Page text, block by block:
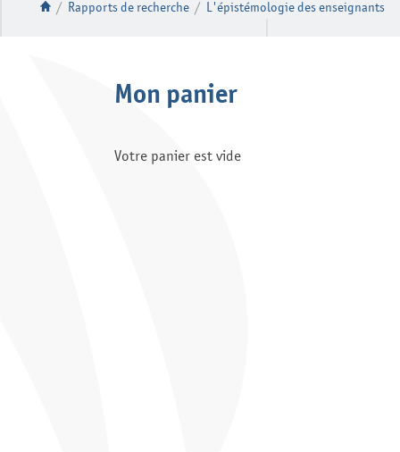
/ Rapports de recherche / L'épistémologie des enseignants
Mon panier
Votre panier est vide